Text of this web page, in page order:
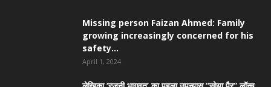
Missing person Faizan Ahmed: Family
growing increasingly concerned for his
safety...
April 1, 2024